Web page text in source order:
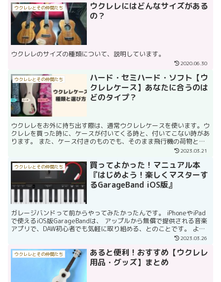
ウクレレとその仲間たち
ウクレレにはどんなサイズがある
の？
ウクレレのサイズの種類について、説明しています。
2020.06.30
ウクレレとその仲間たち
ハード・セミハード・ソフト【ウ
クレレケース】あなたに合うのは
どのタイプ？
ウクレレをお外に持ち出す際は、通常ウクレレケースを使います。ウ
クレレを買った時に、ケースが付いてくる時と、付いてこない時があ
ります。 また、ケース付きのものでも、そのまま飛行機の荷物とし
ても預けられるような、頑丈なハードケースから、ペラペラ...2023.03.21
ウクレレとその仲間たち
買ってよかった！マニュアル本
『はじめよう！楽しくマスターす
るGarageBand iOS版』
ガレージバンドって前からやってみたかったんです。 iPhoneやiPad
で使えるiOS版GarageBandは、 アップルから無償で提供される音楽
アプリで、DAW初心者でも気軽に取り組める、とのことです。 よ
2023.03.26
ウクレレとその仲間たち
あると便利！おすすめ【ウクレレ
用品・グッズ】まとめ